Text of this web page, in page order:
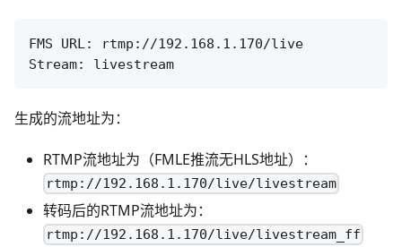
FMS URL: rtmp://192.168.1.170/live
生成的流地址为：
RTMP流地址为（FMLE推流无HLS地址）：
rtmp://192.168.1.170/live/livestream
转码后的RTMP流地址为：
rtmp://192.168.1.170/live/livestream_ff